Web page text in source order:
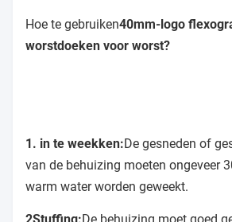
Hoe te gebruiken40mm-logo
worstdoeken voor worst?
1. in te weekken:De gesneden of
van de behuizing moeten ongeveer
warm water worden geweekt.